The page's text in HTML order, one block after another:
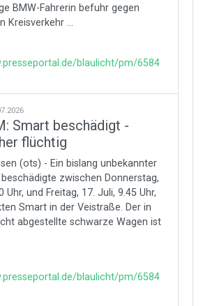
BMW-Fahrerin befuhr gegen
Kreisverkehr ...
blaulicht/pm/6584
Smart beschädigt -
flüchtig
(ots) - Ein bislang unbekannter
zwischen Donnerstag,
Uhr, und Freitag, 17. Juli, 9.45 Uhr,
Smart in der Veistraße. Der in
abgestellte schwarze Wagen ist
blaulicht/pm/6584